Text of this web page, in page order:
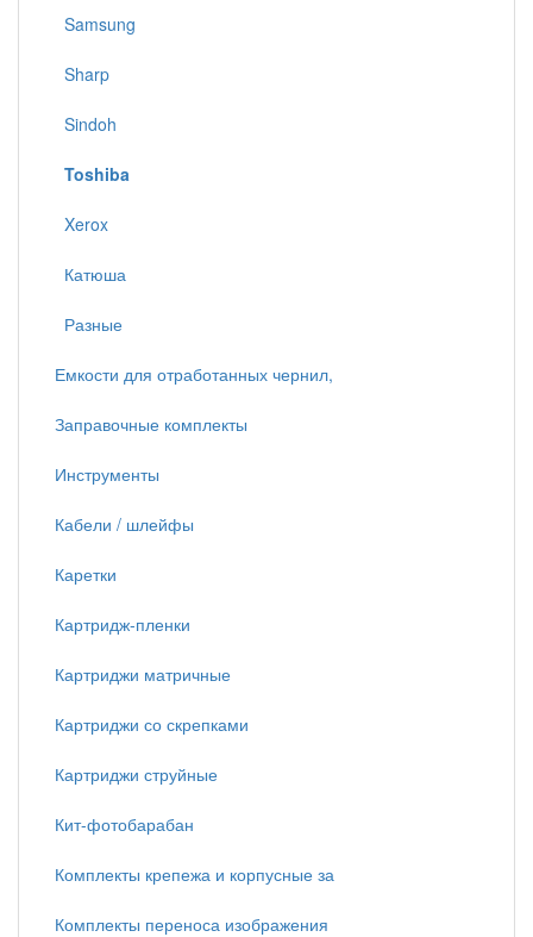
Samsung
Sharp
Sindoh
Toshiba
Xerox
Катюша
Разные
Емкости для отработанных чернил,
Заправочные комплекты
Инструменты
Кабели / шлейфы
Каретки
Картридж-пленки
Картриджи матричные
Картриджи со скрепками
Картриджи струйные
Кит-фотобарабан
Комплекты крепежа и корпусные за
Комплекты переноса изображения